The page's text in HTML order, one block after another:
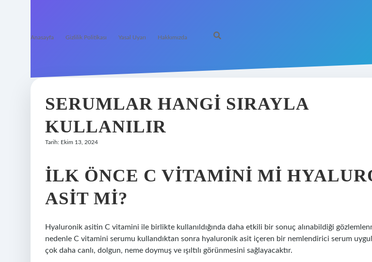
Anasayfa Gizlilik Politikası Yasal Uyarı Hakkımızda
SERUMLAR HANGI SIRAYLA
KULLANILIR
Tarih: Ekim 13, 2024
İLK ÖNCE C VITAMINI MI
ASIT MI?
Hyaluronik asitin C vitamini ile birlikte kullanıldığında daha etkili bir sonuç alınabildiği
nedenle C vitamini serumu kullandıktan sonra hyaluronik asit içeren bir nemlendirici serum
çok daha canlı, dolgun, neme doymuş ve ışıltılı görünmesini sağlayacaktır.